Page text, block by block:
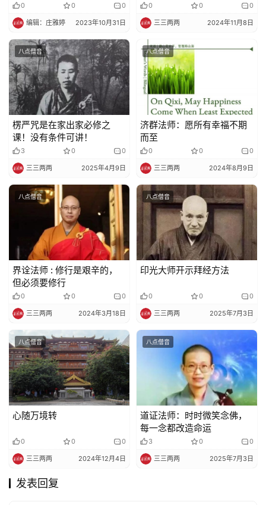
0 0 0
编辑：庄雅婷 2023年10月31日
0 0 0
三三两两 2024年11月8日
八点僧音
楞严咒是在家出家必修之
课！没有条件可讲！
3 0 0
三三两两 2025年4月9日
八点僧音
济群法师：愿所有幸福不期
而至
0 0 0
三三两两 2024年8月9日
八点僧音
界诠法师 : 修行是艰辛的，
但必须要修行
0 0 0
三三两两 2024年3月18日
八点僧音
印光大师开示拜经方法
0 0 0
三三两两 2025年7月3日
八点僧音
心随万境转
0 0 0
三三两两 2024年12月4日
八点僧音
道证法师：时时微笑念佛，
每一念都改造命运
3 0 0
三三两两 2025年7月3日
发表回复